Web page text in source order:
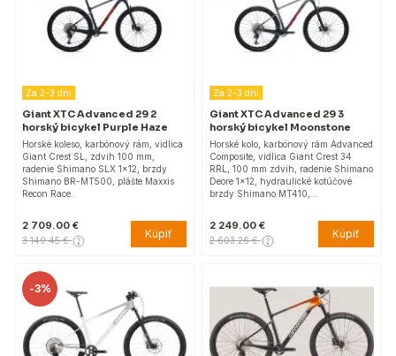
Za 2-3 dni
Giant XTC Advanced 29 2
horský bicykel Purple Haze
Horské koleso, karbónový rám, vidlica
Giant Crest SL, zdvih 100 mm,
radenie Shimano SLX 1x12, brzdy
Shimano BR-MT500, plášte Maxxis
Recon Race.
2 709.00 €
3 140.45 € Kúpiť
Za 2-3 dni
Giant XTC Advanced 29 3
horský bicykel Moonstone
Horské kolo, karbónový rám Advanced
Composite, vidlica Giant Crest 34
RRL, 100 mm zdvih, radenie Shimano
Deore 1x12, hydraulické kotúčové
brzdy Shimano MT410,…
2 249.00 €
2 603.26 € Kúpiť
-3%